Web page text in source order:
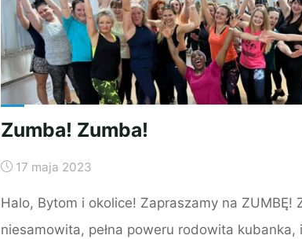
Zumba! Zumba!
17 maja 2023
Halo, Bytom i okolice! Zapraszamy na ZUMBĘ!
niesamowita, pełna poweru rodowita kubanka,